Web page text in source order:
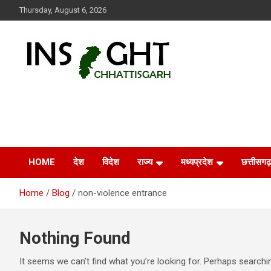
to
Thursday, August 6, 2026
HOME देश विदेश राज्य मध्यप्रदेश छत्तीसगढ़
Home Blog non-violence entrance
Nothing Found
It seems we can’t find what you’re looking for. Perhaps